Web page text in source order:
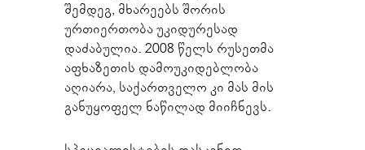
შემდეგ, მხარეებს შორის
ურთიერთობა უკიდურესად
დაძაბულია. 2008 წელს რუსეთმა
აფხაზეთის დამოუკიდებლობა
აღიარა, საქართველო კი მას მის
განუყოფელ ნაწილად მიიჩნევს.